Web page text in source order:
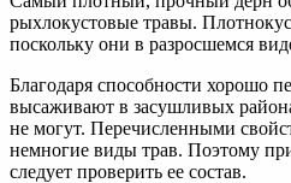
рыхлокустовые травы.
поскольку они в разросшемся
Благодаря способности хорошо
высаживают в засушливых
не могут. Перечисленными
немногие виды трав. Поэтому
следует проверить ее состав.